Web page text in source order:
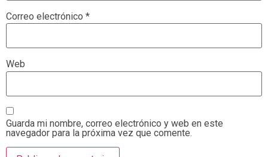
Correo electrónico *
Web
Guarda mi nombre, correo electrónico y web en este
navegador para la próxima vez que comente.